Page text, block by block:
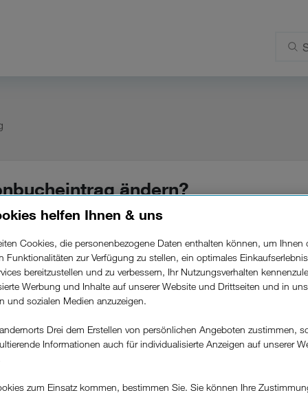
ändern?
bei einer Stammdatenänderung bzw. einem
Kundenzonevornehmen.
des Telefonbuchs alle 4 - 6 Wochen
helfen Ihnen & uns
Cookies, die personenbezogene Daten enthalten können, um Ihnen
Funktionalitäten zur Verfügung zu stellen, ein optimales
bereitzustellen und zu verbessern, Ihr Nutzungsverhalten
Werbung und Inhalte auf unserer Website und Drittseiten und in
und sozialen Medien anzuzeigen.
Drei dem Erstellen von persönlichen Angeboten zustimmen,
Informationen auch für individualisierte Anzeigen auf unserer
zum Einsatz kommen, bestimmen Sie. Sie können Ihre